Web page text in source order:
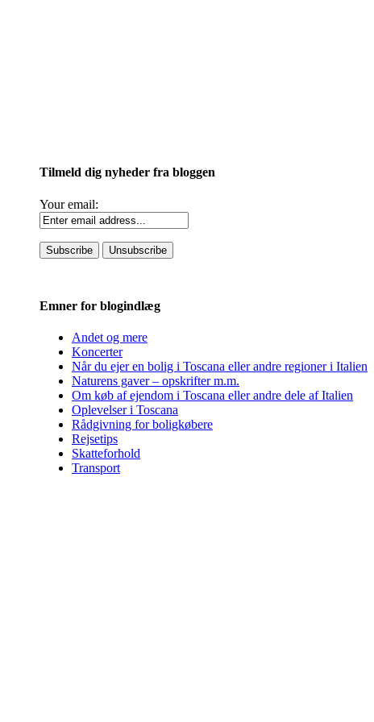
Tilmeld dig nyheder fra bloggen
Your email:
Emner for blogindlæg
Andet og mere
Koncerter
Når du ejer en bolig i Toscana eller andre regioner i Italien
Naturens gaver – opskrifter m.m.
Om køb af ejendom i Toscana eller andre dele af Italien
Oplevelser i Toscana
Rådgivning for boligkøbere
Rejsetips
Skatteforhold
Transport